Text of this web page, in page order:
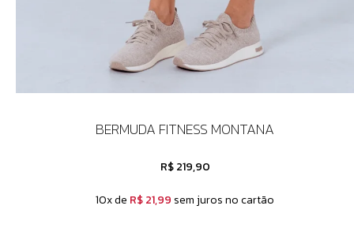
BERMUDA FITNESS MONTANA
R$ 219,90
10x de R$ 21,99 sem juros no cartão